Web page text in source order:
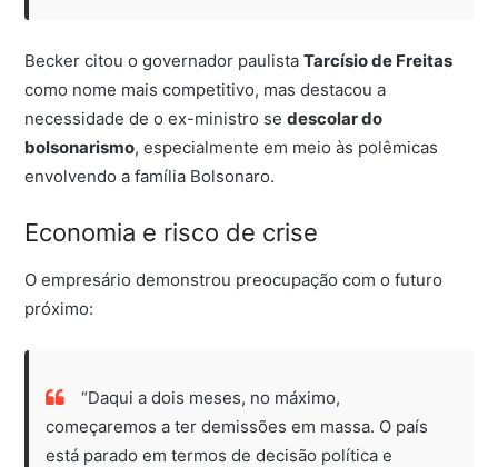
Becker citou o governador paulistaTarcísio de Freitas
como nome mais competitivo, mas destacou a
necessidade de o ex-ministro sedescolar do
bolsonarismo, especialmente em meio às polêmicas
envolvendo a família Bolsonaro.
Economia e risco de crise
O empresário demonstrou preocupação com o futuro
próximo:
“Daqui a dois meses, no máximo,
começaremos a ter demissões em massa. O país
está parado em termos de decisão política e